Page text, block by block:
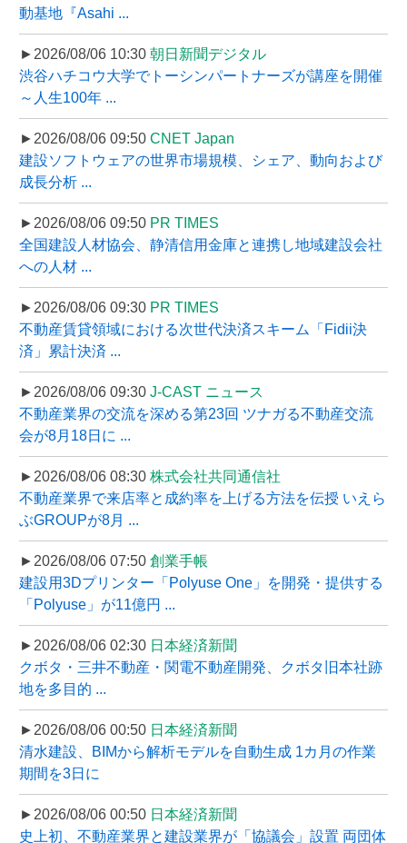
動基地『Asahi ...
►2026/08/06 10:30 朝日新聞デジタル
渋谷ハチコウ大学でトーシンパートナーズが講座を開催
～人生100年 ...
►2026/08/06 09:50 CNET Japan
建設ソフトウェアの世界市場規模、シェア、動向および
成長分析 ...
►2026/08/06 09:50 PR TIMES
全国建設人材協会、静清信用金庫と連携し地域建設会社
への人材 ...
►2026/08/06 09:30 PR TIMES
不動産賃貸領域における次世代決済スキーム「Fidii決
済」累計決済 ...
►2026/08/06 09:30 J-CAST ニュース
不動産業界の交流を深める第23回 ツナガる不動産交流
会が8月18日に ...
►2026/08/06 08:30 株式会社共同通信社
不動産業界で来店率と成約率を上げる方法を伝授 いえら
ぶGROUPが8月 ...
►2026/08/06 07:50 創業手帳
建設用3Dプリンター「Polyuse One」を開発・提供する
「Polyuse」が11億円 ...
►2026/08/06 02:30 日本経済新聞
クボタ・三井不動産・関電不動産開発、クボタ旧本社跡
地を多目的 ...
►2026/08/06 00:50 日本経済新聞
清水建設、BIMから解析モデルを自動生成 1カ月の作業
期間を3日に
►2026/08/06 00:50 日本経済新聞
史上初、不動産業界と建設業界が「協議会」設置 両団体